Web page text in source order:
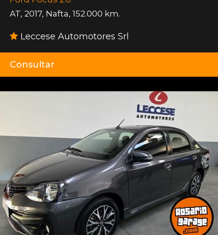
AT, 2017, Nafta, 152.000 km.
Leccese Automotores Srl
Consultar